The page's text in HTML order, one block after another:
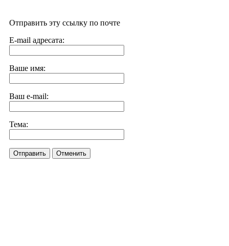
Отправить эту ссылку по почте
E-mail адресата:
Ваше имя:
Ваш e-mail:
Тема:
Отправить Отменить